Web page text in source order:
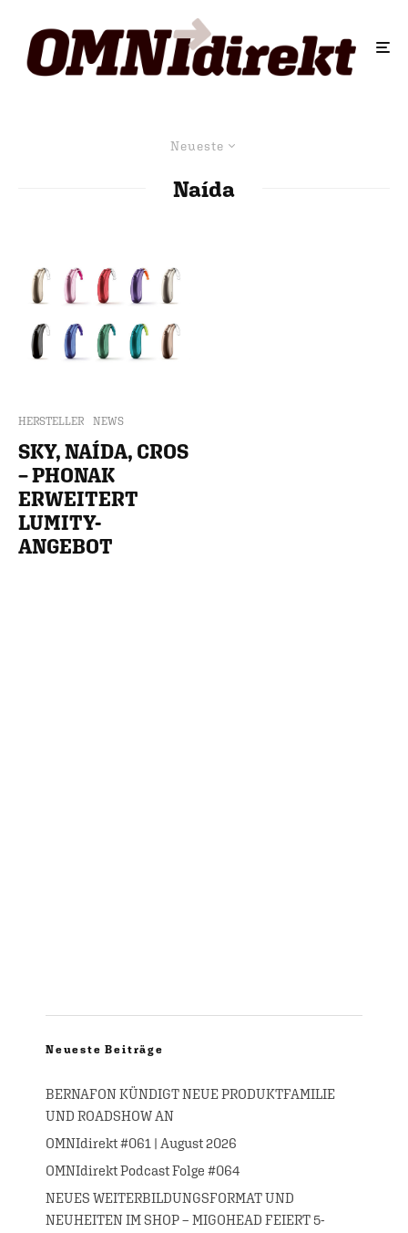
Neueste
Naída
HERSTELLER NEWS
SKY, NAÍDA, CROS
– PHONAK
ERWEITERT
LUMITY-
ANGEBOT
Neueste Beiträge
BERNAFON KÜNDIGT NEUE PRODUKTFAMILIE
UND ROADSHOW AN
OMNIdirekt #061 | August 2026
OMNIdirekt Podcast Folge #064
NEUES WEITERBILDUNGSFORMAT UND
NEUHEITEN IM SHOP – MIGOHEAD FEIERT 5-